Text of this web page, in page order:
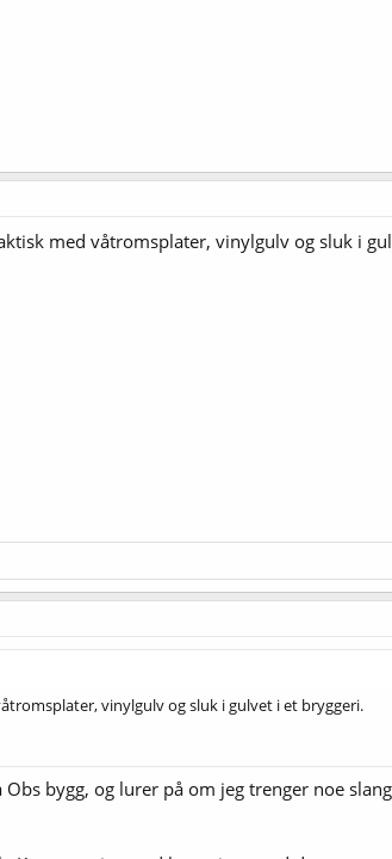
med våtromsplater, vinylgulv og sluk i
vinylgulv og sluk i gulvet i et bryggeri.
bygg, og lurer på om jeg trenger noe